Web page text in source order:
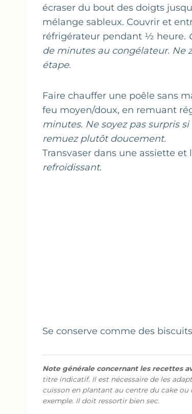
écraser du bout des doigts
mélange sableux. Couvrir et
réfrigérateur pendant ½ heure.
de minutes au congélateur. Ne
étape.
Faire chauffer une poêle sans
feu moyen/doux, en remuant
minutes. Ne soyez pas surpris
remuez plutôt doucement.
Transvaser dans une assiette et
refroidissant.
Se conserve comme des
Note générale concernant les recettes
titre indicatif. Il est nécessaire de les
cuisson en plantant au centre du cake ou
exemple. Il doit ressortir bien sec.